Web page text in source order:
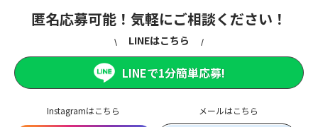
匿名応募可能！気軽にご相談ください！
Instagramはこちら メールはこちら
LINEはこちら
LINEで1分簡単応募!